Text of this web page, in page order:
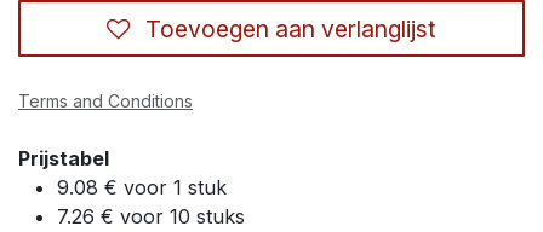
Toevoegen aan verlanglijst
Terms and Conditions
Prijstabel
9.08 € voor 1 stuk
7.26 € voor 10 stuks